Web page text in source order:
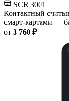
SCR 3001
Контактный
смарт-картами —
от 3 760 ₽